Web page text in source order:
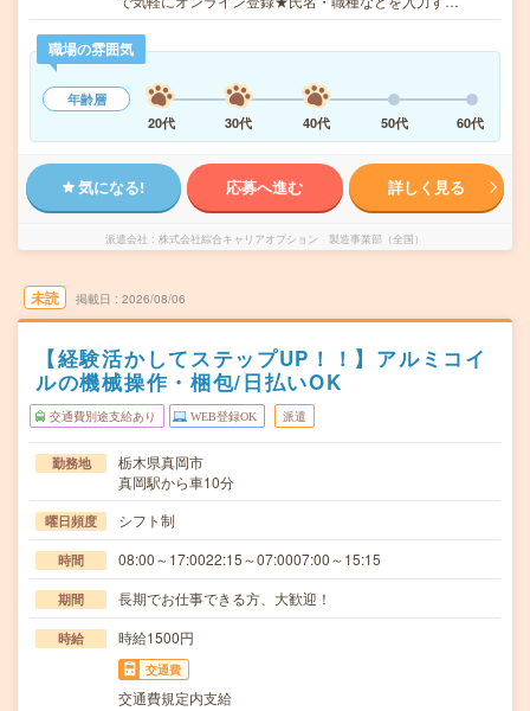
職場の雰囲気
年齢層
20代
30代 40代 50代 60代
気になる! 応募へ進む 詳しく見る
派遣会社 株式会社綜合キャリアオプション 製造事業部（全国）
未読 掲載日 2026/08/06
【経験活かしてステップUP！！】アルミコイ
ルの機械操作・梱包/日払いOK
交通費別途支給あり WEB登録OK 派遣
勤務地
栃木県真岡市
真岡駅から車10分
曜日頻度 シフト制
時間 08:00～17:0022:15～07:0007:00～15:15
期間 長期でお仕事できる方、大歓迎！
時給 時給1500円
交通費
交通費規定内支給